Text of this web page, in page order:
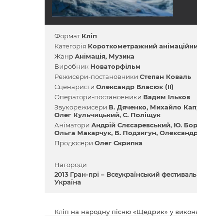
Формат Кліп
Категорія Короткометражний
ЖанрАнімація Музика
Виробник Новаторфільм
Режисери-постановники Степан Коваль
Сценаристи Олександр Власюк (II)
Оператори-постановники Вадим Ільков
Звукорежисери В. Дяченко Михайло
Олег Кульчицький С. Поліщук
Аніматори Андрій Слєсаревський Ю.
Ольга Макарчук В. Подзигун
Продюсери Олег Скрипка
Нагороди
2013 Гран-прі – Всеукраїнський
Україна
Кліп на народну пісню «Щедрик» у